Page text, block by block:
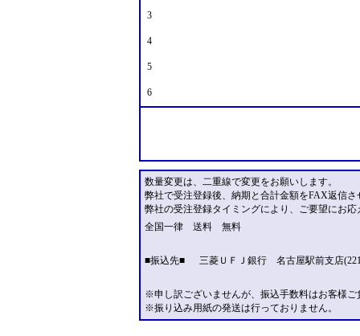
3
4
5
6
数量変更は、二重線で変更をお願いします。
弊社で受注登録後、納期と合計金額をFAX返信さ
弊社の受注登録タイミングにより、ご要望にお
全国一律 送料 無料
■振込先■ 三菱ＵＦＪ銀行 名古屋駅前支店
※申し訳ございませんが、振込手数料はお客様ご
※振り込み用紙の発送は行っておりません。